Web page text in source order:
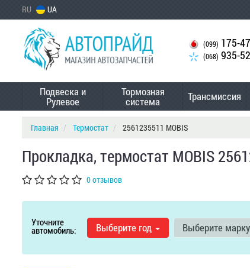
RU UA
(099) 175-
(068) 935-
Подвеска и
Рулевое
Тормозная
система Трансмиссия
Главная Термостат 2561235511 MOBIS
Прокладка, термостат MOBIS
0 отзывов
Уточните
автомобиль: Выберите год Выберите марку